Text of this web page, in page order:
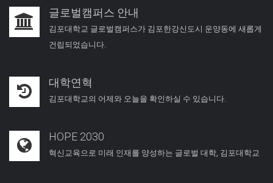
글로벌캠퍼스 안내
김포대학교 글로벌캠퍼스가 김포한강신도시 운양동에 새롭게
건립되었습니다.
대학연혁
김포대학교의 어제와 오늘을 확인하실 수 있습니다.
HOPE 2030
혁신교육으로 미래 인재를 양성하는 글로벌 대학, 김포대학교